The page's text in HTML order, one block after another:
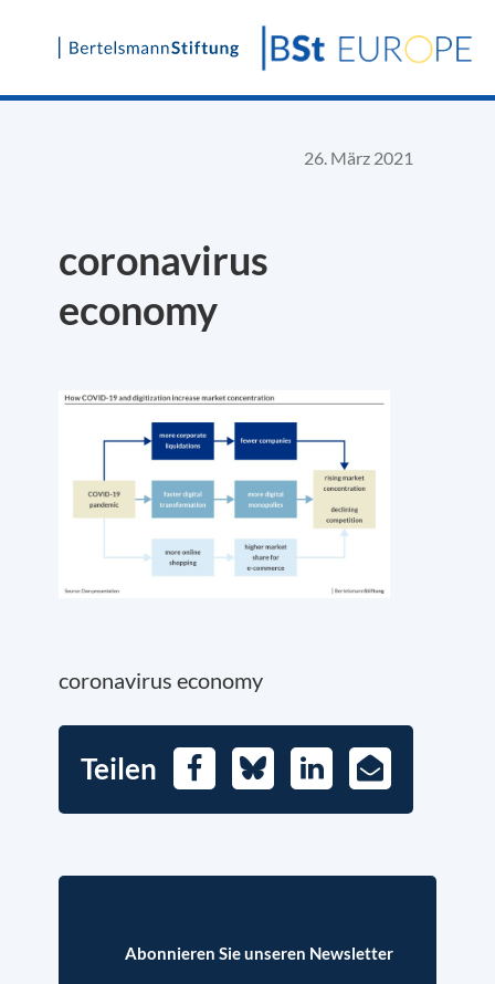
Skip
26. März 2021
coronavirus
economy
coronavirus economy
Teilen FacebookBlueskyLinkedIn
E-
Mail
Abonnieren Sie unseren Newsletter